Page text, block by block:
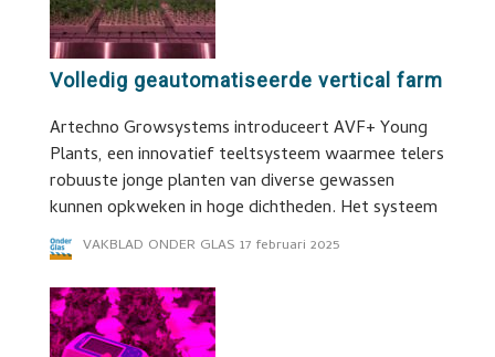
Volledig geautomatiseerde vertical farm
Artechno Growsystems introduceert AVF+ Young
Plants, een innovatief teeltsysteem waarmee telers
robuuste jonge planten van diverse gewassen
kunnen opkweken in hoge dichtheden. Het systeem
VAKBLAD ONDER GLAS 17 februari 2025